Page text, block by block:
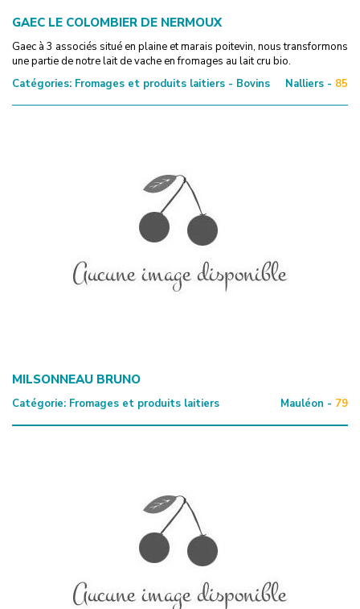
GAEC LE COLOMBIER DE NERMOUX
Gaec à 3 associés situé en plaine et marais poitevin, nous transformons
une partie de notre lait de vache en fromages au lait cru bio.
Catégories: Fromages et produits laitiers - Bovins Nalliers - 85
MILSONNEAU BRUNO
Catégorie: Fromages et produits laitiers Mauléon - 79